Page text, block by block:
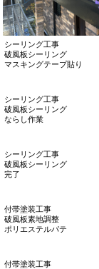
破風板シーリング
マスキングテープ貼り